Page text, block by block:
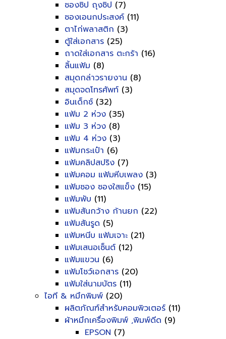
ซองซิป ถุงซิป (7)
ซองเอนกประสงค์ (11)
ตาไก่พลาสติก (3)
ตู้ใส่เอกสาร (25)
ถาดใส่เอกสาร ตะกร้า (16)
ลิ้นแฟ้ม (8)
สมุดกล่าวรายงาน (8)
สมุดจดโทรศัพท์ (3)
อินเด็กซ์ (32)
แฟ้ม 2 ห่วง (35)
แฟ้ม 3 ห่วง (8)
แฟ้ม 4 ห่วง (3)
แฟ้มกระเป๋า (6)
แฟ้มคลิปสปริง (7)
แฟ้มคอม แฟ้มหีบเพลง (3)
แฟ้มซอง ซองใสแข็ง (15)
แฟ้มพับ (11)
แฟ้มสันกว้าง ก้านยก (22)
แฟ้มสันรูด (5)
แฟ้มหนีบ แฟ้มเจาะ (21)
แฟ้มเสนอเซ็นต์ (12)
แฟ้มแขวน (6)
แฟ้มโชว์เอกสาร (20)
แฟ้มใส่นามบัตร (11)
ไอที & หมึกพิมพ์ (20)
ผลิตภัณฑ์สำหรับคอมพิวเตอร์ (11)
ผ้าหมึกเครื่องพิมพ์ ,พิมพ์ดีด (9)
EPSON (7)